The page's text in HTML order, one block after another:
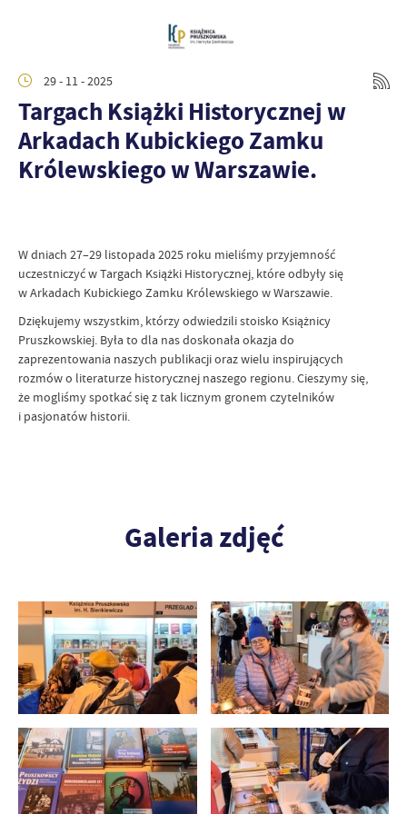
29 - 11 - 2025
Targach Książki Historycznej w
Arkadach Kubickiego Zamku
Królewskiego w Warszawie.
W dniach 27–29 listopada 2025 roku mieliśmy przyjemność
uczestniczyć w Targach Książki Historycznej, które odbyły się
w Arkadach Kubickiego Zamku Królewskiego w Warszawie.
Dziękujemy wszystkim, którzy odwiedzili stoisko Książnicy
Pruszkowskiej. Była to dla nas doskonała okazja do
zaprezentowania naszych publikacji oraz wielu inspirujących
rozmów o literaturze historycznej naszego regionu. Cieszymy się,
że mogliśmy spotkać się z tak licznym gronem czytelników
i pasjonatów historii.
Galeria zdjęć